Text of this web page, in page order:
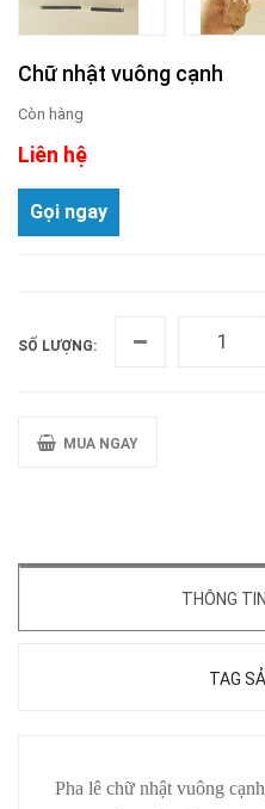
Chữ nhật vuông cạnh
Còn hàng
Liên hệ
Gọi ngay
SỐ LƯỢNG:
MUA NGAY
THÔNG
TAG
Pha lê chữ nhật vuông